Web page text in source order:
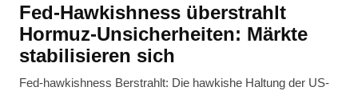
Fed-Hawkishness überstrahlt
Hormuz-Unsicherheiten: Märkte
stabilisieren sich
Fed-hawkishness Berstrahlt: Die hawkishe Haltung der US-